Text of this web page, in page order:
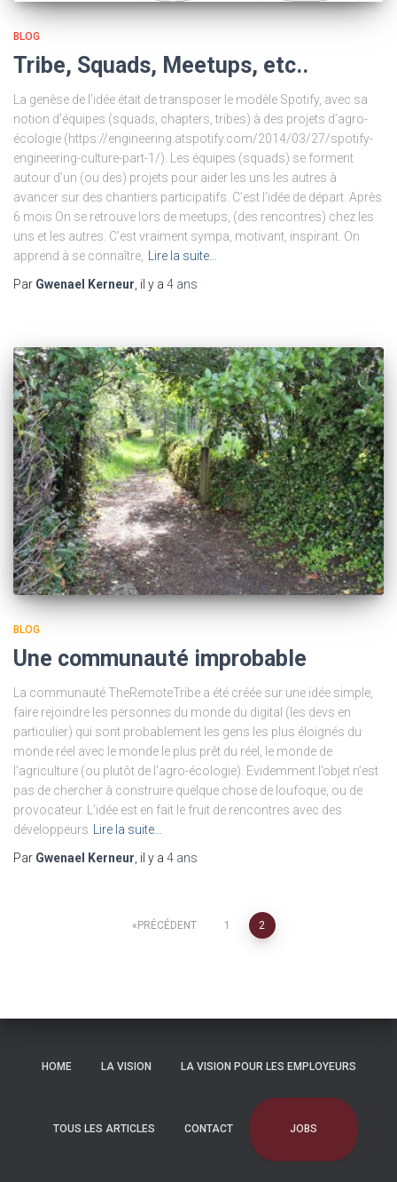
BLOG
Tribe, Squads, Meetups, etc..
La genèse de l’idée était de transposer le modèle Spotify, avec sa
notion d’équipes (squads, chapters, tribes) à des projets d’agro-
écologie (https://engineering.atspotify.com/2014/03/27/spotify-
engineering-culture-part-1/). Les équipes (squads) se forment
autour d’un (ou des) projets pour aider les uns les autres à
avancer sur des chantiers participatifs. C’est l’idée de départ. Après
6 mois On se retrouve lors de meetups, (des rencontres) chez les
uns et les autres. C’est vraiment sympa, motivant, inspirant. On
apprend à se connaître,
Lire la suite…
Par Gwenael Kerneur , il y a 4 ans
BLOG
Une communauté improbable
La communauté TheRemoteTribe a été créée sur une idée simple,
faire rejoindre les personnes du monde du digital (les devs en
particulier) qui sont probablement les gens les plus éloignés du
monde réel avec le monde le plus prêt du réel, le monde de
l’agriculture (ou plutôt de l’agro-écologie). Evidemment l’objet n’est
pas de chercher à construire quelque chose de loufoque, ou de
provocateur. L’idée est en fait le fruit de rencontres avec des
développeurs
Lire la suite…
Par Gwenael Kerneur , il y a 4 ans
Pagination
publications
PRÉCÉDENT 1 2
HOME LA VISION LA VISION POUR LES EMPLOYEURS
TOUS LES ARTICLES CONTACT JOBS